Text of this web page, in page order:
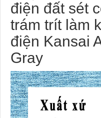
điện đất sét
trám trít làm
điện Kansai
Gray